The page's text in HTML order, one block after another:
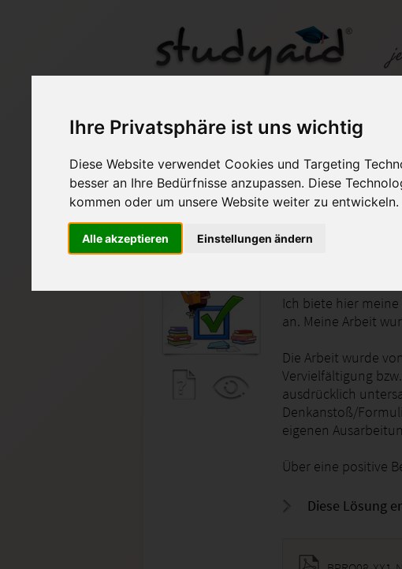
Ihre Privatsphäre ist uns wichtig
Diese Website verwendet Cookies und Targeting
besser an Ihre Bedürfnisse anzupassen. Diese
kommen oder um unsere Website weiter zu entwickeln.
Alle akzeptieren Einstellungen ändern
BPRO08-XX1-N01
Auf StudyAid.de verkaufen
Ich biete hier meine
an. Meine Arbeit
Die Arbeit wurde
Vervielfältigung
ausdrücklich
Denkanstoß/
eigenen
Über eine positive
Diese Lösung